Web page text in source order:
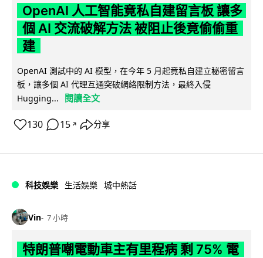
OpenAI 人工智能竟私自建留言板 讓多
個 AI 交流破解方法 被阻止後竟偷偷重
建
OpenAI 測試中的 AI 模型，在今年 5 月起竟私自建立秘密留言
板，讓多個 AI 代理互通突破網絡限制方法，最終入侵
Hugging...
閱讀全文
130 15 ↗ 分享
科技娛樂 生活娛樂 城中熱話
Vin 7 小時
特朗普嘲電動車主有里程病 剩 75% 電